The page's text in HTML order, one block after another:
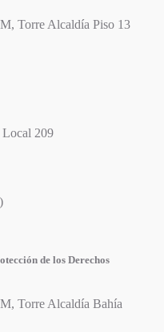
Torre Alcaldía Piso 13
Local 209
de los Derechos
Torre Alcaldía Bahía